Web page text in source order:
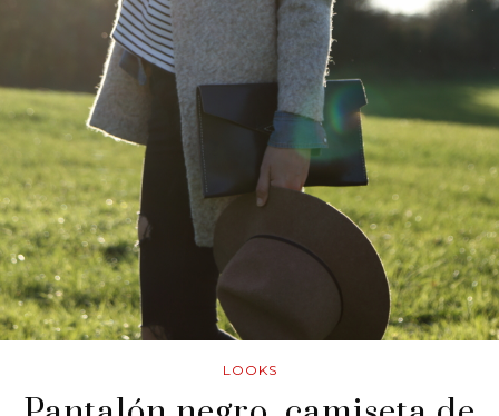
LOOKS